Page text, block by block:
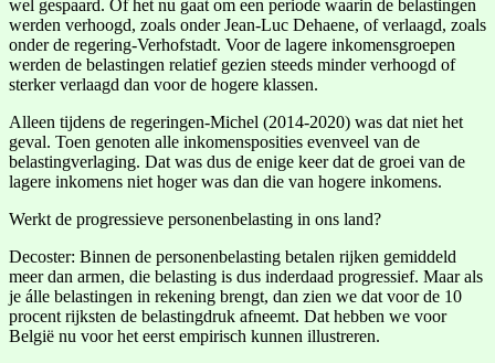
wel gespaard. Of het nu gaat om een periode waarin de belastingen
werden verhoogd, zoals onder Jean-Luc Dehaene, of verlaagd, zoals
onder de regering-Verhofstadt. Voor de lagere inkomensgroepen
werden de belastingen relatief gezien steeds minder verhoogd of
sterker verlaagd dan voor de hogere klassen.
Alleen tijdens de regeringen-Michel (2014-2020) was dat niet het
geval. Toen genoten alle inkomensposities evenveel van de
belastingverlaging. Dat was dus de enige keer dat de groei van de
lagere inkomens niet hoger was dan die van hogere inkomens.
Werkt de progressieve personenbelasting in ons land?
Decoster: Binnen de personenbelasting betalen rijken gemiddeld
meer dan armen, die belasting is dus inderdaad progressief. Maar als
je álle belastingen in rekening brengt, dan zien we dat voor de 10
procent rijksten de belastingdruk afneemt. Dat hebben we voor
België nu voor het eerst empirisch kunnen illustreren.